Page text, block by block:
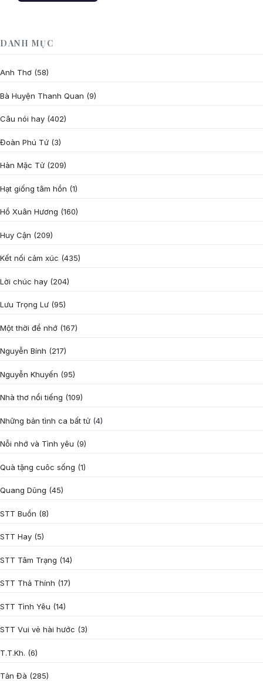
DANH MỤC
Anh Thơ (58)
Bà Huyện Thanh Quan (9)
Câu nói hay (402)
Đoàn Phú Tứ (3)
Hàn Mặc Tử (209)
Hạt giống tâm hồn (1)
Hồ Xuân Hương (160)
Huy Cận (209)
Kết nối cảm xúc (435)
Lời chúc hay (204)
Lưu Trọng Lư (95)
Một thời để nhớ (167)
Nguyễn Bính (217)
Nguyễn Khuyến (95)
Nhà thơ nổi tiếng (109)
Những bản tình ca bất tử (4)
Nỗi nhớ và Tình yêu (9)
Quà tặng cuôc sống (1)
Quang Dũng (45)
STT Buồn (8)
STT Hay (5)
STT Tâm Trạng (14)
STT Thả Thính (17)
STT Tình Yêu (14)
STT Vui vẻ hài hước (3)
T.T.Kh. (6)
Tản Đà (285)